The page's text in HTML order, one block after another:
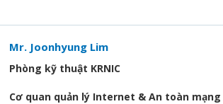
Mr. Joonhyung Lim
Phòng kỹ thuật KRNIC
Cơ quan quản lý Internet & An toàn mạng